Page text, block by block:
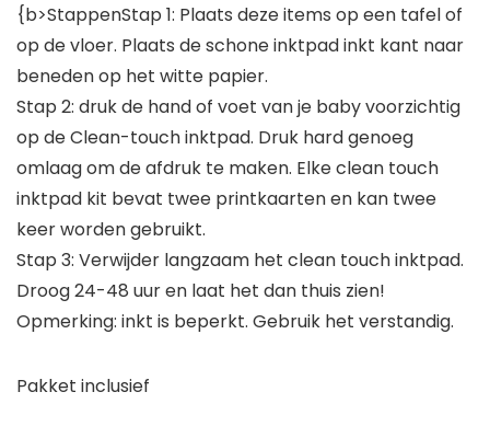
{b>StappenStap 1: Plaats deze items op een tafel of
op de vloer. Plaats de schone inktpad inkt kant naar
beneden op het witte papier.
Stap 2: druk de hand of voet van je baby voorzichtig
op de Clean-touch inktpad. Druk hard genoeg
omlaag om de afdruk te maken. Elke clean touch
inktpad kit bevat twee printkaarten en kan twee
keer worden gebruikt.
Stap 3: Verwijder langzaam het clean touch inktpad.
Droog 24-48 uur en laat het dan thuis zien!
Opmerking: inkt is beperkt. Gebruik het verstandig.
Pakket inclusief